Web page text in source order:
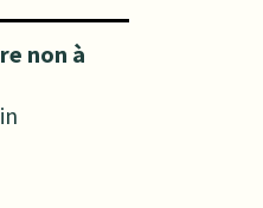
non à